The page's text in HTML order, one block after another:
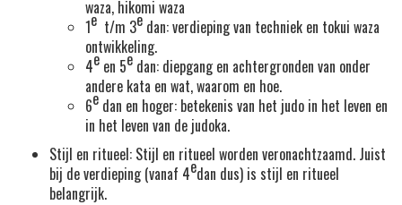
waza, hikomi waza
1e t/m 3e dan: verdieping van techniek en tokui waza
ontwikkeling.
4e en 5e dan: diepgang en achtergronden van onder
andere kata en wat, waarom en hoe.
6e dan en hoger: betekenis van het judo in het leven en
in het leven van de judoka.
Stijl en ritueel: Stijl en ritueel worden veronachtzaamd. Juist
bij de verdieping (vanaf 4edan dus) is stijl en ritueel
belangrijk.